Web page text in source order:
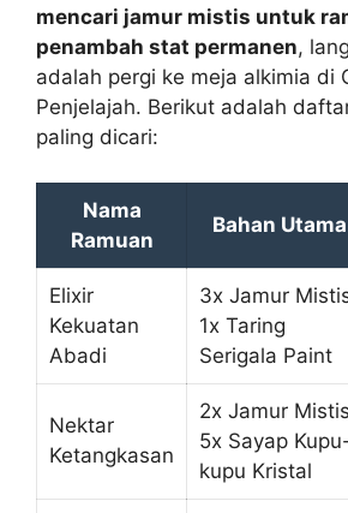
mencari jamur mistis untuk
penambah stat permanen,
adalah pergi ke meja alkimia di
Penjelajah. Berikut adalah
paling dicari:
Nama
Ramuan
Bahan Utama
Elixir
Kekuatan
Abadi
3x Jamur
1x Taring
Serigala Paint
Nektar
Ketangkasan
2x Jamur
5x Sayap
kupu Kristal